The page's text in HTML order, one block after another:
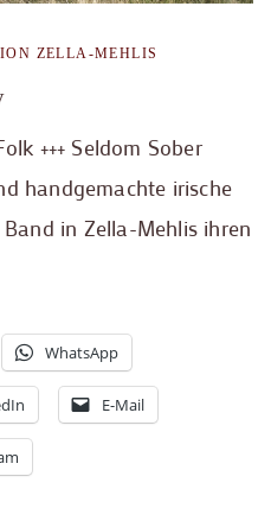
ZELLA-MEHLIS
+++ Seldom Sober
handgemachte irische
in Zella-Mehlis ihren
WhatsApp
E-Mail